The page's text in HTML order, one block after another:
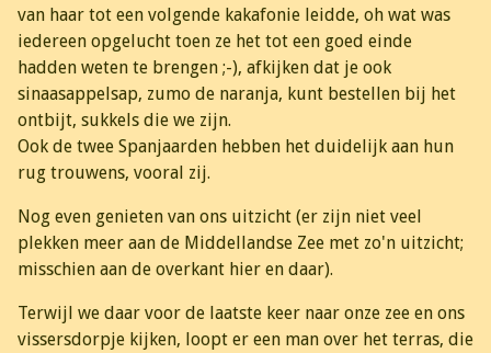
van haar tot een volgende kakafonie leidde, oh wat was
iedereen opgelucht toen ze het tot een goed einde
hadden weten te brengen ;-), afkijken dat je ook
sinaasappelsap, zumo de naranja, kunt bestellen bij het
ontbijt, sukkels die we zijn.
Ook de twee Spanjaarden hebben het duidelijk aan hun
rug trouwens, vooral zij.
Nog even genieten van ons uitzicht (er zijn niet veel
plekken meer aan de Middellandse Zee met zo'n uitzicht;
misschien aan de overkant hier en daar).
Terwijl we daar voor de laatste keer naar onze zee en ons
vissersdorpje kijken, loopt er een man over het terras, die